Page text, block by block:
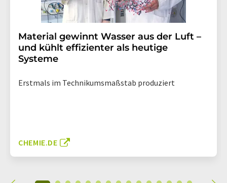
Material gewinnt Wasser aus der Luft –
und kühlt effizienter als heutige
Systeme
Erstmals im Technikumsmaßstab produziert
CHEMIE.DE